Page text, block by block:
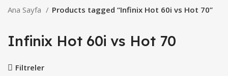
Ana Sayfa Products tagged “Infinix Hot 60i vs Hot 70”
Infinix Hot 60i vs Hot 70
Filtreler